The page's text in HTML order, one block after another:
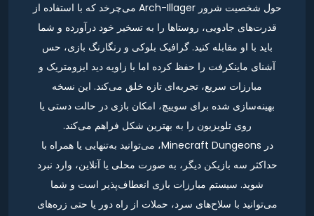
حول شخصیت شرور Arch-Illager می‌چرخد که با استفاده از
قدرت‌های جادویی، روستاها را به تسخیر خود درآورده و شما
باید با او مقابله کنید. گرافیک بلوکی و رنگارنگ بازی، حس
آشنای ماینکرفت را حفظ کرده اما با زاویه دید ایزومتریک و
مبارزات سریع، تجربه‌ای تازه خلق می‌کند. این نسخه
بهینه‌سازی شده برای سوییچ، امکان بازی در حالت دستی یا
روی تلویزیون را به بهترین شکل فراهم می‌کند.
در Minecraft Dungeons، می‌توانید به‌تنهایی یا همراه با
حداکثر سه بازیکن دیگر، به صورت محلی یا آنلاین، وارد نبرد
شوید. سیستم مبارزات بازی انعطاف‌پذیر است و شما
می‌توانید با سلاح‌های سرد، حملات از راه دور یا حتی زره‌های